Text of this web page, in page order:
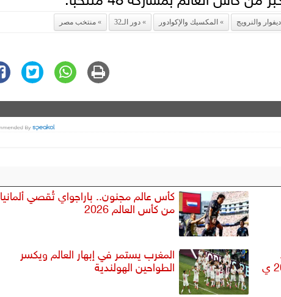
والنرويج المكسيك والإكوادور دور الـ32 منتخب مصر
كأس عالم مجنون.. باراجواي تُقصي ألمانيا
من كأس العالم 2026
المغرب يستمر في إبهار العالم ويكسر
الطواحين الهولندية